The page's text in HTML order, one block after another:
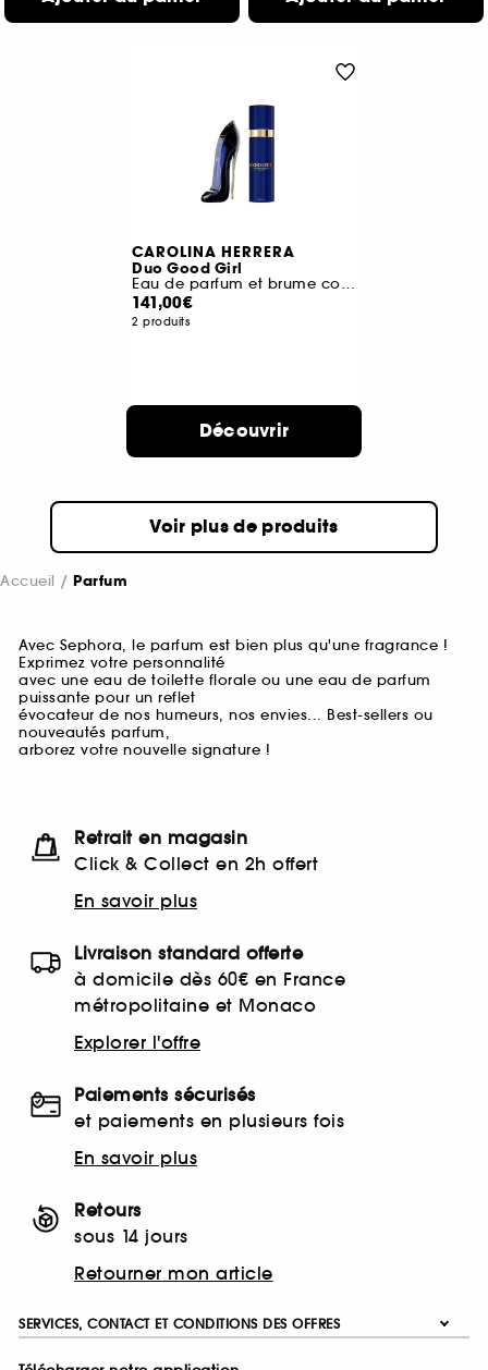
CAROLINA HERRERA
Duo Good Girl
Eau de parfum et brume corps
141,00€
2 produits
Découvrir
Voir plus de produits
Accueil Parfum
Avec Sephora, le parfum est bien plus qu'une fragrance !
Exprimez votre personnalité
avec une eau de toilette florale ou une eau de parfum
puissante pour un reflet
évocateur de nos humeurs, nos envies... Best-sellers ou
nouveautés parfum,
arborez votre nouvelle signature !
Retrait en magasin
Click & Collect en 2h offert
En savoir plus
Livraison standard offerte
à domicile dès 60€ en France
métropolitaine et Monaco
Explorer l'offre
Paiements sécurisés
et paiements en plusieurs fois
En savoir plus
Retours
sous 14 jours
Retourner mon article
SERVICES, CONTACT ET CONDITIONS DES OFFRES